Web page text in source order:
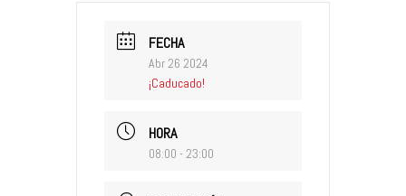
FECHA
Abr 26 2024
¡Caducado!
HORA
08:00 - 23:00